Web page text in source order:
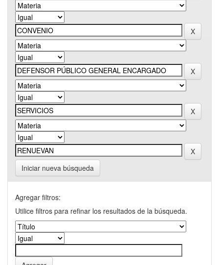
Iniciar nueva búsqueda
Agregar filtros:
Utilice filtros para refinar los resultados de la búsqueda.